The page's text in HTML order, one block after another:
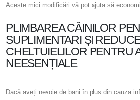
Aceste mici modificări vă pot ajuta să
PLIMBAREA CÂINILOR
SUPLIMENTARI ȘI
CHELTUIELILOR PENTRU
NEESENȚIALE
Dacă aveți nevoie de bani în plus din cauza